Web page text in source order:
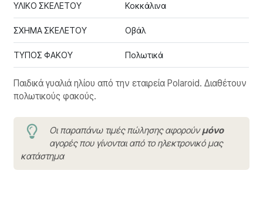
ΥΛΙΚΟ ΣΚΕΛΕΤΟΥ Κοκκάλινα
ΣΧΗΜΑ ΣΚΕΛΕΤΟΥ Οβάλ
ΤΥΠΟΣ ΦΑΚΟΥ Πολωτικά
Παιδικά γυαλιά ηλίου από την εταιρεία Polaroid. Διαθέτουν
πολωτικούς φακούς.
Οι παραπάνω τιμές πώλησης αφορούνμόνο
αγορές που γίνονται από το ηλεκτρονικό μας
κατάστημα